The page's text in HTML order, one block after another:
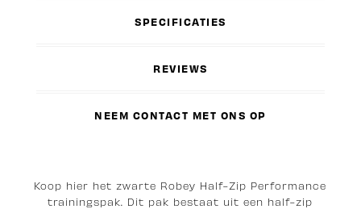
SPECIFICATIES
REVIEWS
NEEM CONTACT MET ONS OP
Koop hier het zwarte Robey Half-Zip Performance
trainingspak. Dit pak bestaat uit een half-zip